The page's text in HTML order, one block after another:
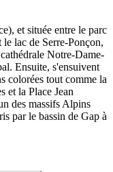
et située entre le parc
lac de Serre-Ponçon,
Notre-Dame-
Ensuite, s'ensuivent
colorées tout comme la
et la Place Jean
des massifs Alpins
par le bassin de Gap à